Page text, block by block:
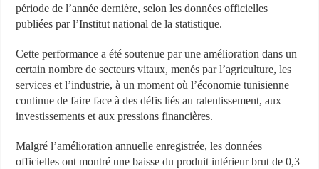
période de l’année dernière, selon les données officielles
publiées par l’Institut national de la statistique.
Cette performance a été soutenue par une amélioration dans un
certain nombre de secteurs vitaux, menés par l’agriculture, les
services et l’industrie, à un moment où l’économie tunisienne
continue de faire face à des défis liés au ralentissement, aux
investissements et aux pressions financières.
Malgré l’amélioration annuelle enregistrée, les données
officielles ont montré une baisse du produit intérieur brut de 0,3